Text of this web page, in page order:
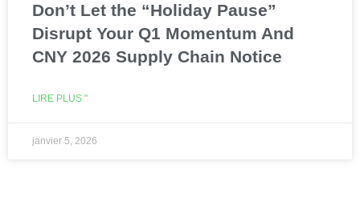
Don’t Let the “Holiday Pause”
Disrupt Your Q1 Momentum And
CNY 2026 Supply Chain Notice
LIRE PLUS "
janvier 5, 2026